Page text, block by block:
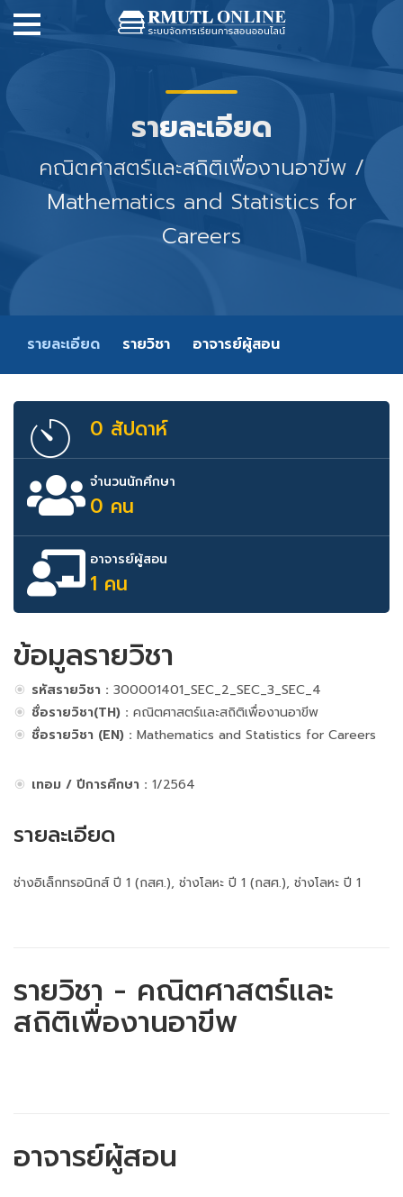
รายละเอียด
คณิตศาสตร์และสถิติเพื่องานอาขีพ /
Mathematics and Statistics for
Careers
รายละเอียด รายวิชา อาจารย์ผู้สอน
0 สัปดาห์
จำนวนนักศึกษา
0 คน
อาจารย์ผู้สอน
1 คน
ข้อมูลรายวิชา
รหัสรายวิชา : 300001401_SEC_2_SEC_3_SEC_4
ชื่อรายวิชา(TH) : คณิตศาสตร์และสถิติเพื่องานอาขีพ
ชื่อรายวิชา (EN) : Mathematics and Statistics for Careers
เทอม / ปีการศึกษา : 1/2564
รายละเอียด
ช่างอิเล็กทรอนิกส์ ปี 1 (กสศ.), ช่างโลหะ ปี 1 (กสศ.), ช่างโลหะ ปี 1
รายวิชา - คณิตศาสตร์และ
สถิติเพื่องานอาขีพ
อาจารย์ผู้สอน